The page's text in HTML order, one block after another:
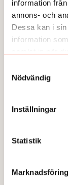
information
annons- och
Dessa kan i
information
Nödvändig
Inställningar
Statistik
Marknadsföring
Bolaget
Publicerad:2026-
Här kan du